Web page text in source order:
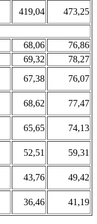
419,04
473,25
68,06
76,86
69,32
78,27
67,38
76,07
68,62
77,47
65,65
74,13
52,51
59,31
43,76
49,42
36,46 41,19